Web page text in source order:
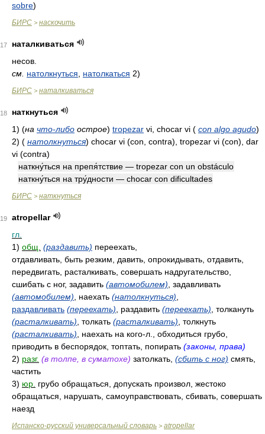
sobre)
БИРС > наскочить
17
наталкиваться
несов.
см. натолкнуться натолкаться 2)
БИРС > наталкиваться
18
наткнуться
1) (на что-либо острое) tropezar vi, chocar vi ( con algo agudo)
2) ( натолкнуться) chocar vi (con, contra), tropezar vi (con), dar
vi (contra)
наткну́ться на препя́тствие — tropezar con un obstáculo
наткну́ться на тру́дности — chocar con dificultades
БИРС > наткнуться
19
atropellar
гл.
1) общ. (раздавить) переехать,
отдавливать, быть резким, давить, опрокидывать, отдавить,
передвигать, расталкивать, совершать надругательство,
сшибать с ног, задавить (автомобилем) , задавливать
(автомобилем) , наехать (натолкнуться)
раздавливать (переехать) , раздавить (переехать) , толкануть
(расталкивать) , толкать (расталкивать) , толкнуть
(расталкивать) , наехать на кого-л., обходиться грубо,
приводить в беспорядок, топтать, попирать (законы, права)
2) разг. (в толпе, в суматохе) затолкать, (сбить с ног) смять,
частить
3) юр. грубо обращаться, допускать произвол, жестоко
обращаться, нарушать, самоуправствовать, сбивать, совершать
наезд
Испанско-русский универсальный словарь > atropellar